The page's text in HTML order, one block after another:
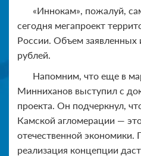
«Иннокам», пожалуй,
сегодня мегапроект
России. Объем заявленных
рублей.
Напомним, что еще в
Минниханов выступил с
проекта. Он подчеркнул,
Камской агломерации —
отечественной экономики.
реализация концепции